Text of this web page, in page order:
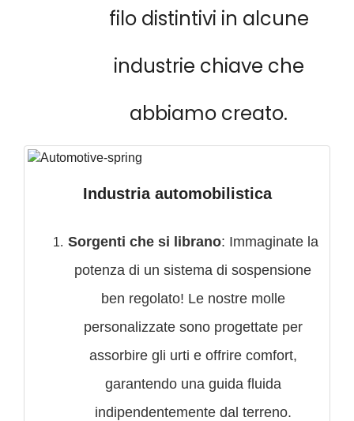
filo distintivi in alcune
industrie chiave che
abbiamo creato.
Industria automobilistica
Sorgenti che si librano: Immaginate la
potenza di un sistema di sospensione
ben regolato! Le nostre molle
personalizzate sono progettate per
assorbire gli urti e offrire comfort,
garantendo una guida fluida
indipendentemente dal terreno.